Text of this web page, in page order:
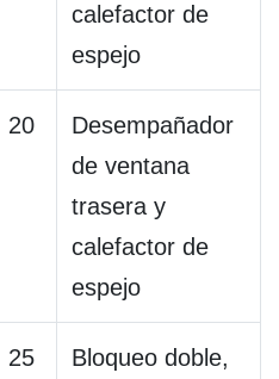
calefactor de
espejo
20
Desempañador
de ventana
trasera y
calefactor de
espejo
25
Bloqueo doble,